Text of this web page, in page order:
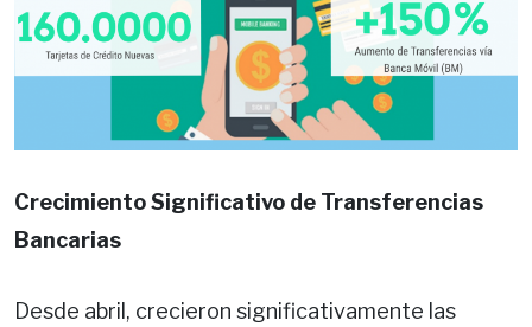
Crecimiento Significativo de Transferencias
Bancarias
Desde abril, crecieron significativamente las